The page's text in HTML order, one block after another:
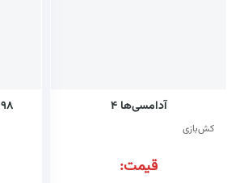
آدامسی‌ها ۴
کش‌بازی
قیمت:
۹۸ قصه ساده برای کودکان